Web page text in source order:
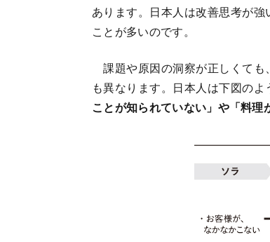
あります。日本人は改善思考が
ことが多いのです。
課題や原因の洞察が正しくても
も異なります。日本人は下図のよ
ことが知られていない」や「料